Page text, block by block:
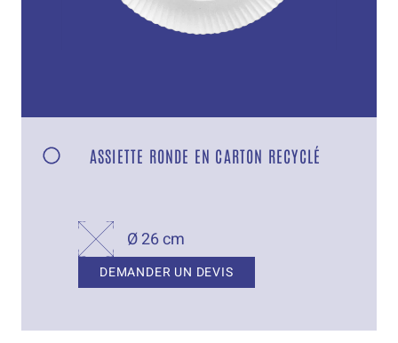
ASSIETTE RONDE EN CARTON RECYCLÉ
Ø 26 cm
DEMANDER UN DEVIS